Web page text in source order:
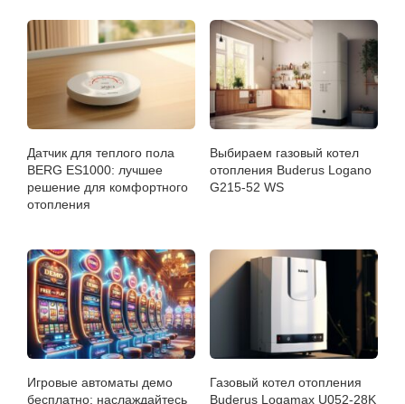
Датчик для теплого пола
BERG ES1000: лучшее
решение для комфортного
отопления
Выбираем газовый котел
отопления Buderus Logano
G215-52 WS
Игровые автоматы демо
бесплатно: наслаждайтесь
Газовый котел отопления
Buderus Logamax U052-28K